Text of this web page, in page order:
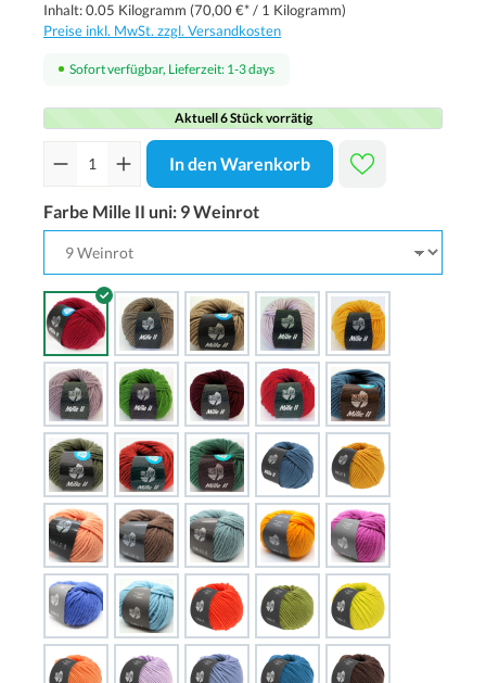
Inhalt:0.05 Kilogramm (70,00 €* / 1 Kilogramm)
Preise inkl. MwSt. zzgl. Versandkosten
Sofort verfügbar, Lieferzeit: 1-3 days
Aktuell 6 Stück vorrätig
In den Warenkorb
Farbe Mille II uni: 9 Weinrot